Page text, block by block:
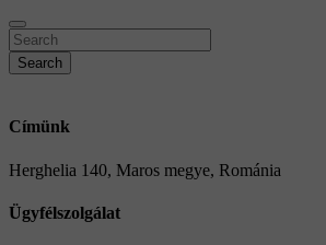
Search
Címünk
Herghelia 140, Maros megye, Románia
Ügyfélszolgálat